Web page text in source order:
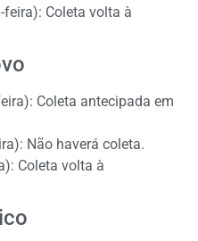
Coleta volta à
Coleta antecipada em
Não haverá coleta.
Coleta volta à